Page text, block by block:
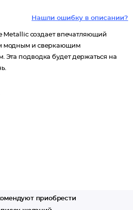
Нашли ошибку в описании?
Metallic создает впечатляющий
модным и сверкающим
Эта подводка будет держаться на
приобрести